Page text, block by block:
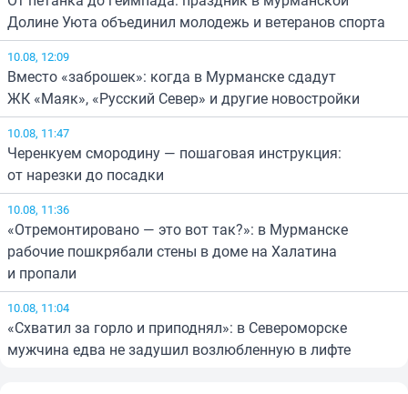
Долине Уюта объединил молодежь и ветеранов спорта
10.08, 12:09
Вместо «заброшек»: когда в Мурманске сдадут
ЖК «Маяк», «Русский Север» и другие новостройки
10.08, 11:47
Черенкуем смородину — пошаговая инструкция:
от нарезки до посадки
10.08, 11:36
«Отремонтировано — это вот так?»: в Мурманске
рабочие пошкрябали стены в доме на Халатина
и пропали
10.08, 11:04
«Схватил за горло и приподнял»: в Североморске
мужчина едва не задушил возлюбленную в лифте